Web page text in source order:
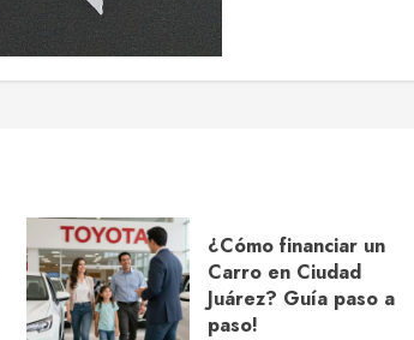
¿Cómo financiar un
Carro en Ciudad
Juárez? Guía paso a
paso!